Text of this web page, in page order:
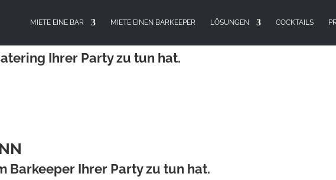
COCKTAILBAR
Ihrer Party zu tun hat.
Barkeeper Ihrer Party zu tun hat.
MIETE EINE BAR MIETE EINEN BARKEEPER LÖSUNGEN COCKTAILS